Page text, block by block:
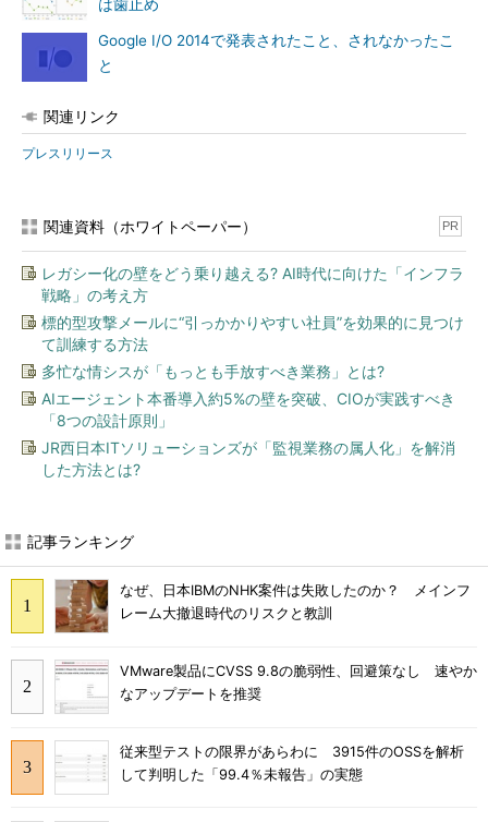
は歯止め
Google I/O 2014で発表されたこと、されなかったこ
と
関連リンク
プレスリリース
関連資料（ホワイトペーパー） PR
レガシー化の壁をどう乗り越える? AI時代に向けた「インフラ
戦略」の考え方
標的型攻撃メールに“引っかかりやすい社員”を効果的に見つけ
て訓練する方法
多忙な情シスが「もっとも手放すべき業務」とは?
AIエージェント本番導入約5%の壁を突破、CIOが実践すべき
「8つの設計原則」
JR西日本ITソリューションズが「監視業務の属人化」を解消
した方法とは?
記事ランキング
なぜ、日本IBMのNHK案件は失敗したのか？ メインフ
レーム大撤退時代のリスクと教訓
VMware製品にCVSS 9.8の脆弱性、回避策なし 速やか
なアップデートを推奨
従来型テストの限界があらわに 3915件のOSSを解析
して判明した「99.4％未報告」の実態